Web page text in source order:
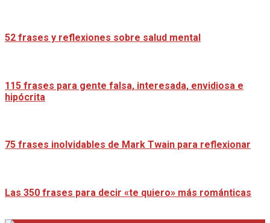
52 frases y reflexiones sobre salud mental
115 frases para gente falsa, interesada, envidiosa e
hipócrita
75 frases inolvidables de Mark Twain para reflexionar
Las 350 frases para decir «te quiero» más románticas